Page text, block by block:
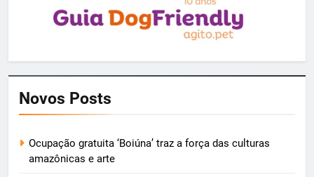
Novos Posts
Ocupação gratuita ‘Boiúna’ traz a força das culturas
amazônicas e arte